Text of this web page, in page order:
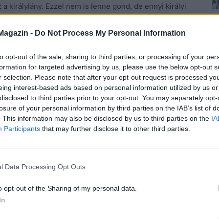
- Do Not Process My Personal Information
opt-out of the sale, sharing to third parties, or processing of your
for targeted advertising by us, please use the below opt-out
selection. Please note that after your opt-out request is processed
interest-based ads based on personal information utilized by us
to third parties prior to your opt-out. You may separately
of your personal information by third parties on the IAB’s list of
This information may also be disclosed by us to third parties on the
Participants that may further disclose it to other third parties.
Data Processing Opt Outs
opt-out of the Sharing of my personal data.
királylány. Ezzel nem is lenne gond, de ennyi királyi
hogy a mi életünkben nem az a fontos,
élni önmagunkkal, elégedetten a világunkkal.
korlátaink megismerését, elfogadását. Ha ez nem
depresszióssá válunk.
és az öngyilkosság sem.Ezerféle ok kiválthatja,
erőnket arra fordítanánk, hogy ne szerepeket
küzdjünk, könnyebb lenne.
hogy régen nem tolta elénk ismerős, ismeretlen az
vannak, akik szenvednek, sírnak, és vannak,
a fél világ, hogy az ő élete csodálatos, a miénk
század egyik legnagyobb kihívása, hogy ne